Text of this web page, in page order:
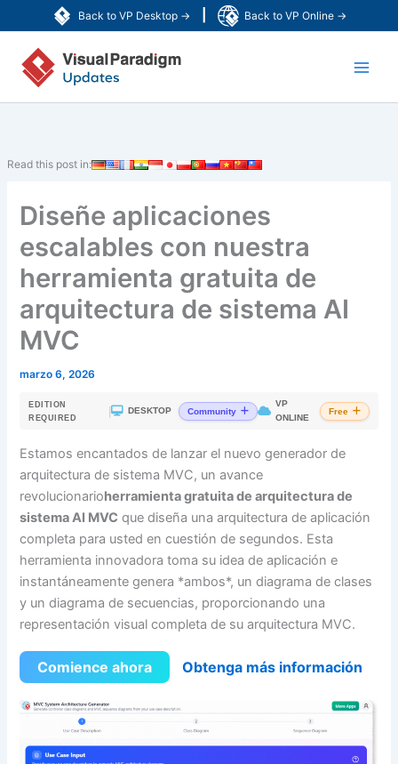
Back to VP Desktop → Back to VP Online →
al
contenido
Read this post in:
Diseñe aplicaciones
escalables con nuestra
herramienta gratuita de
arquitectura de sistema AI
MVC
marzo 6, 2026
EDITION
REQUIRED
| DESKTOP Community
VP
ONLINE
Free
Estamos encantados de lanzar el nuevo generador de
arquitectura de sistema MVC, un avance
revolucionarioherramienta gratuita de arquitectura de
sistema AI MVC que diseña una arquitectura de aplicación
completa para usted en cuestión de segundos. Esta
herramienta innovadora toma su idea de aplicación e
instantáneamente genera *ambos*, un diagrama de clases
y un diagrama de secuencias, proporcionando una
representación visual completa de su arquitectura MVC.
Comience ahora Obtenga más información